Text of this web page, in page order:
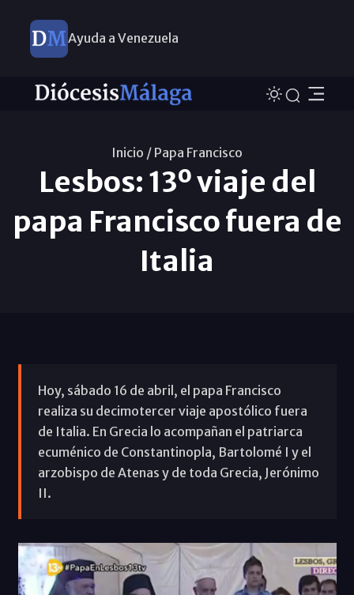
Ayuda a Venezuela
Inicio / Papa Francisco
Lesbos: 13º viaje del
papa Francisco fuera de
Italia
Hoy, sábado 16 de abril, el papa Francisco
realiza su decimotercer viaje apostólico fuera
de Italia. En Grecia lo acompañan el patriarca
ecuménico de Constantinopla, Bartolomé I y el
arzobispo de Atenas y de toda Grecia, Jerónimo
II.